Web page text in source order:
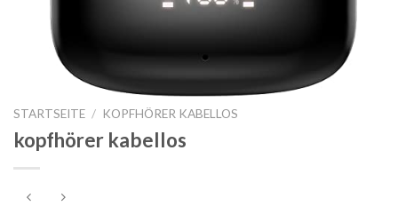
STARTSEITE / KOPFHÖRER KABELLOS
kopfhörer kabellos